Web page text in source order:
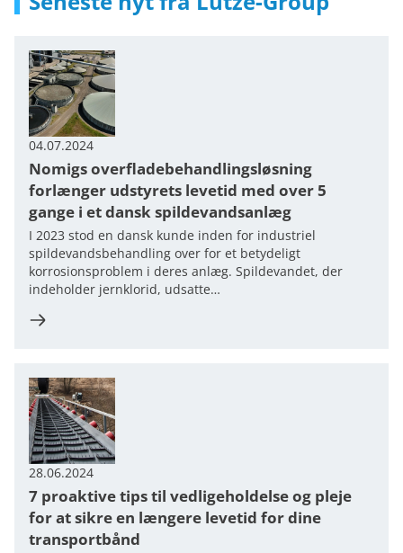
04.07.2024
Nomigs overfladebehandlingsløsning
forlænger udstyrets levetid med over 5
gange i et dansk spildevandsanlæg
I 2023 stod en dansk kunde inden for industriel
spildevandsbehandling over for et betydeligt
korrosionsproblem i deres anlæg. Spildevandet, der
indeholder jernklorid, udsatte…
28.06.2024
7 proaktive tips til vedligeholdelse og pleje
for at sikre en længere levetid for dine
transportbånd